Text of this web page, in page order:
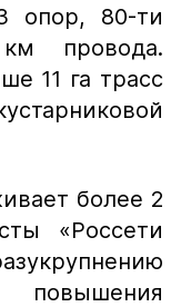
опор, 80-ти
провода.
11 га трасс
более 2
«Россети